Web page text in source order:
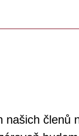
našich členů